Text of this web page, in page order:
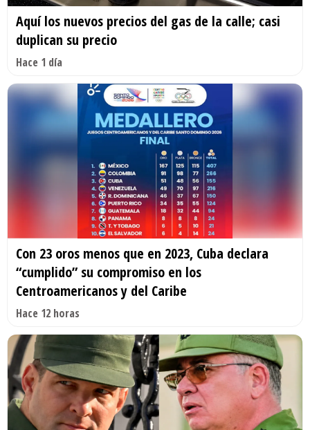
Aquí los nuevos precios del gas de la calle; casi
duplican su precio
Hace 1 día
Con 23 oros menos que en 2023, Cuba declara
“cumplido” su compromiso en los
Centroamericanos y del Caribe
Hace 12 horas